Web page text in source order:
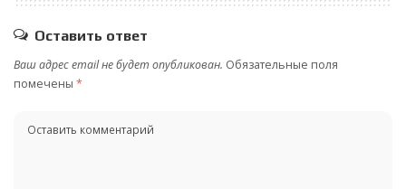
Оставить ответ
Ваш адрес email не будет опубликован. Обязательные поля
помечены *